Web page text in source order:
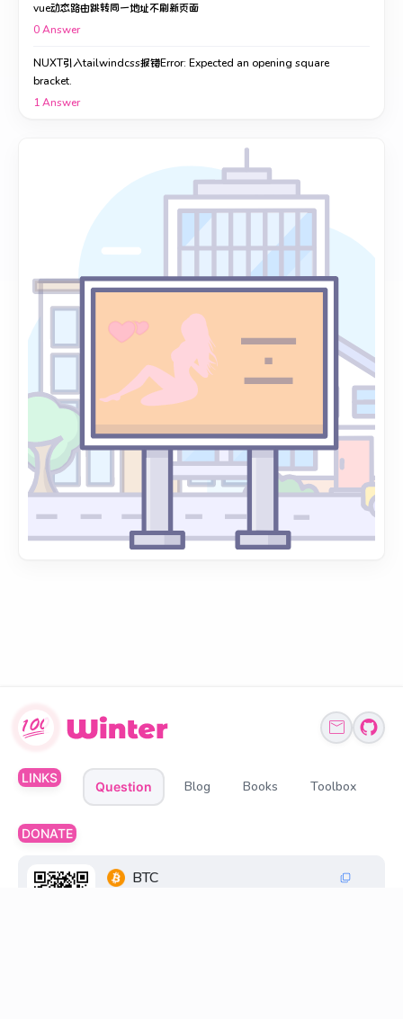
vue动态路由跳转同一地址不刷新页面
0Answer
NUXT引入tailwindcss报错Error: Expected an opening square
bracket.
1Answer
LINKS
Question Blog Books Toolbox
DONATE
BTC